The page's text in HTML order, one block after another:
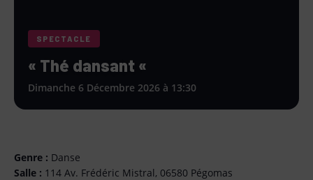
SPECTACLE
« Thé dansant «
Dimanche 6 Décembre 2026 à 13:30
Genre : Danse
Salle : 114 Av. Frédéric Mistral, 06580 Pégomas